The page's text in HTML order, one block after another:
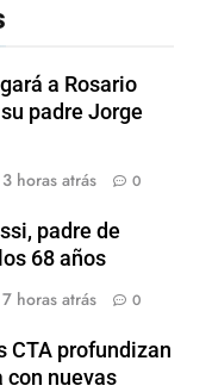
a Rosario
padre Jorge
3 horas atrás 0
padre de
68 años
7 horas atrás 0
CTA profundizan
con nuevas